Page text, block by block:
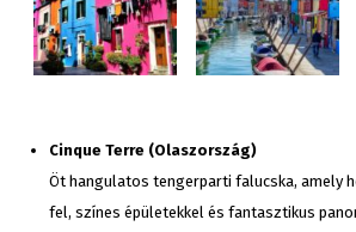
Cinque Terre (Olaszország)
Öt hangulatos tengerparti falucska, amely
fel, színes épületekkel és fantasztikus